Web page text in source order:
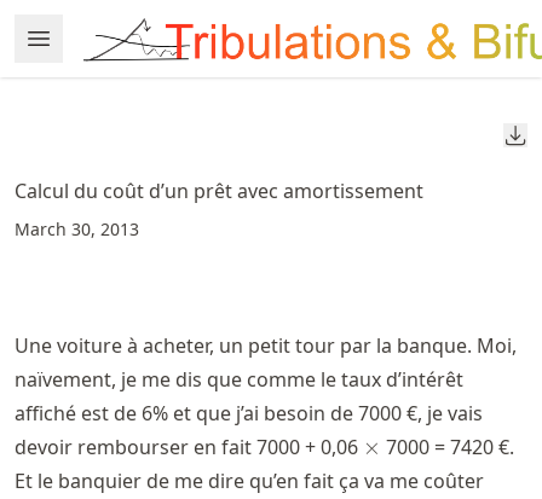
to
article
to
content
Open Menu
Made with MyST
Calcul du coût d’un prêt avec amortissement
March 30, 2013
Une voiture à acheter, un petit tour par la banque. Moi,
naïvement, je me dis que comme le taux d’intérêt
affiché est de 6% et que j’ai besoin de 7000 €, je vais
devoir rembourser en fait 7000 + 0,06 \times
× 7000 = 7420 €.
Et le banquier de me dire qu’en fait ça va me coûter